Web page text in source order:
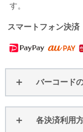
す。
スマートフォン決済
バーコード
各決済利用